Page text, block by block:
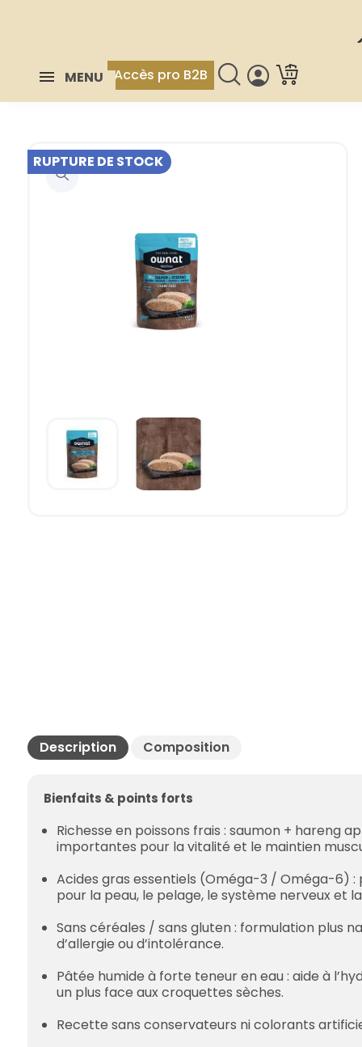
MENU Accès pro B2B
RUPTURE DE STOCK
Description Composition
Bienfaits & points forts
Richesse en poissons frais : saumon + hareng
importantes pour la vitalité et le maintien
Acides gras essentiels (Oméga-3 / Oméga-6) :
pour la peau, le pelage, le système nerveux et
Sans céréales / sans gluten : formulation plus
d’allergie ou d’intolérance.
Pâtée humide à forte teneur en eau : aide à
un plus face aux croquettes sèches.
Recette sans conservateurs ni colorants